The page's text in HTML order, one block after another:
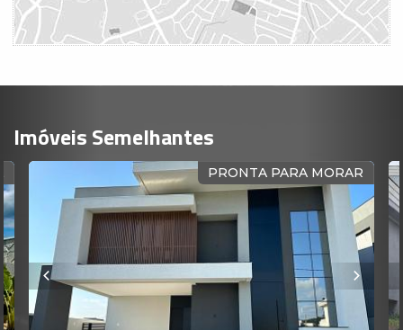
Imóveis Semelhantes
PRONTA PARA MORAR